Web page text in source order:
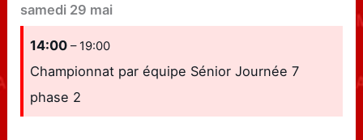
samedi 29 mai
14:00– 19:00
Championnat par équipe Sénior Journée 7
phase 2